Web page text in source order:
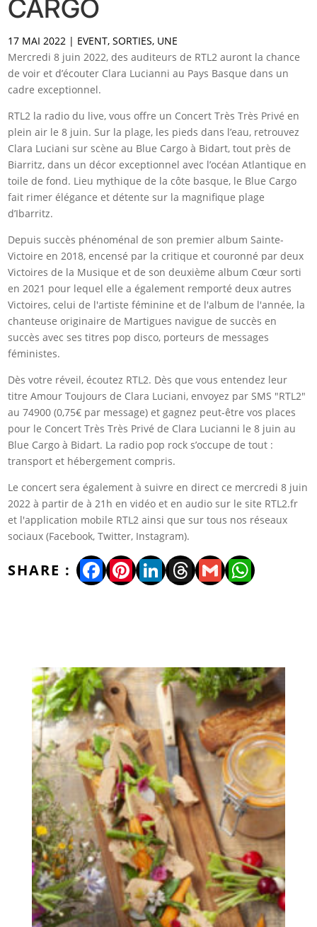
CARGO
17 MAI 2022 | EVENT,SORTIES, UNE
Mercredi 8 juin 2022, des auditeurs de RTL2 auront la chance
de voir et d’écouter Clara Lucianni au Pays Basque dans un
cadre exceptionnel.
RTL2 la radio du live, vous offre un Concert Très Très Privé en
plein air le 8 juin. Sur la plage, les pieds dans l’eau, retrouvez
Clara Luciani sur scène au Blue Cargo à Bidart, tout près de
Biarritz, dans un décor exceptionnel avec l’océan Atlantique en
toile de fond. Lieu mythique de la côte basque, le Blue Cargo
fait rimer élégance et détente sur la magnifique plage
d’Ibarritz.
Depuis succès phénoménal de son premier album Sainte-
Victoire en 2018, encensé par la critique et couronné par deux
Victoires de la Musique et de son deuxième album Cœur sorti
en 2021 pour lequel elle a également remporté deux autres
Victoires, celui de l'artiste féminine et de l'album de l'année, la
chanteuse originaire de Martigues navigue de succès en
succès avec ses titres pop disco, porteurs de messages
féministes.
Dès votre réveil, écoutez RTL2. Dès que vous entendez leur
titre Amour Toujours de Clara Luciani, envoyez par SMS "RTL2"
au 74900 (0,75€ par message) et gagnez peut-être vos places
pour le Concert Très Très Privé de Clara Lucianni le 8 juin au
Blue Cargo à Bidart. La radio pop rock s’occupe de tout :
transport et hébergement compris.
Le concert sera également à suivre en direct ce mercredi 8 juin
2022 à partir de à 21h en vidéo et en audio sur le site RTL2.fr
et l'application mobile RTL2 ainsi que sur tous nos réseaux
sociaux (Facebook, Twitter, Instagram).
Facebook
Pinterest
LinkedIn
Threads
Gmail